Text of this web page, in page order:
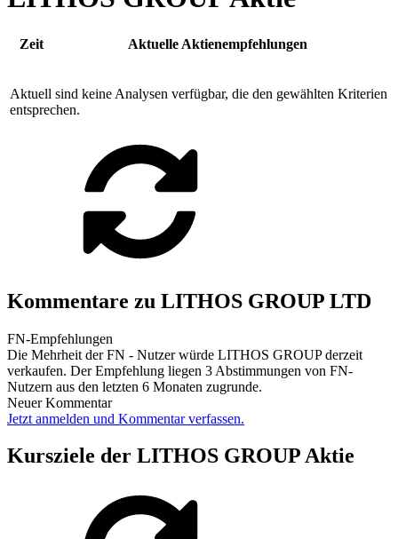
Zeit Aktuelle Aktienempfehlungen
Aktuell sind keine Analysen verfügbar, die den gewählten Kriterien
entsprechen.
Kommentare zu LITHOS GROUP LTD
FN-Empfehlungen
Die Mehrheit der FN - Nutzer würde LITHOS GROUP derzeit
verkaufen. Der Empfehlung liegen 3 Abstimmungen von FN-
Nutzern aus den letzten 6 Monaten zugrunde.
Neuer Kommentar
Jetzt anmelden und Kommentar verfassen.
Kursziele der LITHOS GROUP Aktie